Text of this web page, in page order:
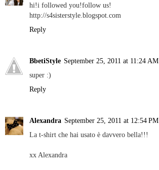
hi!i followed you!follow us!
http://s4sisterstyle.blogspot.com
Reply
BbetiStyle September 25, 2011 at 11:24 AM
super :)
Reply
Alexandra September 25, 2011 at 12:54 PM
La t-shirt che hai usato è davvero bella!!!
xx Alexandra